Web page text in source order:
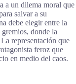
a un dilema moral que
salvar a su
debe elegir entre la
donde la
representación que
feroz que
en medio del caos.